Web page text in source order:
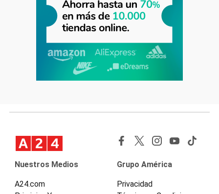
Nuestros Medios
A24.com
Grupo América
Privacidad